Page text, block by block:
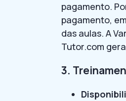
pagamento.
pagamento,
das aulas. A
Tutor.com
3.